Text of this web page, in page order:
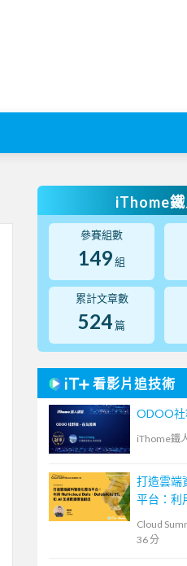
iThome
參賽組數
149組
累計文章數
524 篇
看影片追技術
ODOO
iThome鐵
打造雲端
平台：利
Data、
AI 加速數
Cloud
36 分